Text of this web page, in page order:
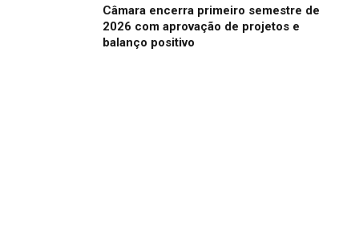
Câmara encerra primeiro semestre de
2026 com aprovação de projetos e
balanço positivo